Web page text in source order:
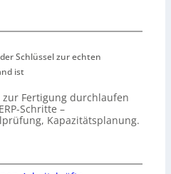
Schlüssel zur echten
ist
Fertigung durchlaufen
Schritte –
Kapazitätsplanung.